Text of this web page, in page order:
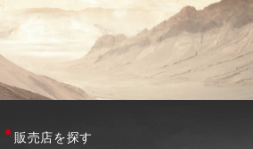
販売店を探す